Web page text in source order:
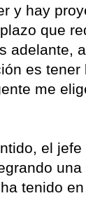
y hay
que
adelante,
es tener
me
el jefe
tenido